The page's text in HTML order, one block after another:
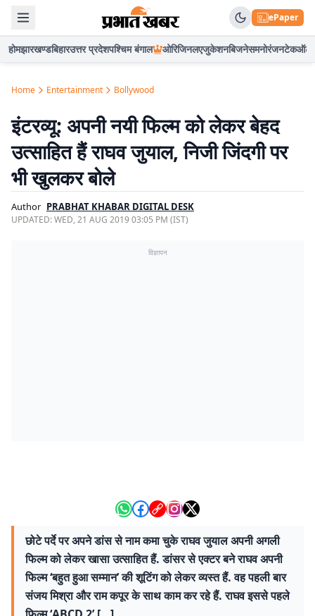
ePaper
होमझारखण्डबिहारउत्तर प्रदेशपश्चिम बंगाल ओरिजिनलएजुकेशनबिजनेसमनोरंजनटेकऑटो
Home Entertainment Bollywood
इंटरव्‍यू: अपनी नयी फिल्‍म को लेकर बेहद
उत्‍साहित हैं राघव जुयाल, निजी जिंदगी पर
भी खुलकर बोले
Author PRABHAT KHABAR DIGITAL DESK
UPDATED:WED, 21 AUG 2019 03:05 PM (IST)
विज्ञापन
छोटे पर्दे पर अपने डांस से नाम कमा चुके राघव जुयाल अपनी अगली
फिल्‍म को लेकर खासा उत्‍साहित हैं. डांसर से एक्‍टर बने राघव अपनी
फिल्‍म ‘बहुत हुआ सम्‍मान’ की शूटिंग को लेकर व्‍यस्‍त हैं. वह पहली बार
संजय मिश्रा और राम कपूर के साथ काम कर रहे हैं. राघव इससे पहले